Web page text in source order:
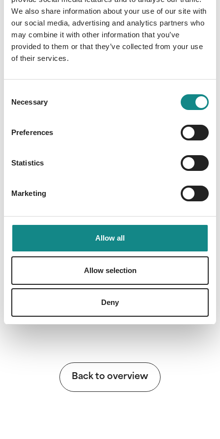
We also share information about your use of our site with
our social media, advertising and analytics partners who
may combine it with other information that you’ve
provided to them or that they’ve collected from your use
of their services.
Selection
Necessary
Preferences
Statistics
Marketing
Allow all
Allow selection
Deny
reinen Herzens sind. Währenddessen wirft
die Sonne im Osten ihren Schein über ein
riesiges Gebirge und erhellt eine neue Welt,
auf die verschiedenste Völker ihre ersten
auf eine harmonische Zukunft Divoisias? 18
unabhängig von den anderen lesbar, aber es
und Geheimnisse gelüftet werden. Das Buch
wird von einer kostenlosen App begleitet, mit
der Symbole eingescannt werden können,
die am Ende einer jeden Geschichte zu
Inhalte freigeschaltet, die aber nicht für das
PDF
Back to overview